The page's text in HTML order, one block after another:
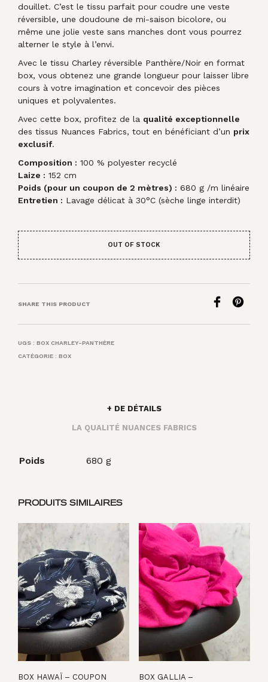
douillet. C’est le tissu parfait pour coudre une veste
réversible, une doudoune de mi-saison bicolore, ou
même une jolie veste sans manches dont vous pourrez
alterner le style à l’envi.
Avec le tissu Charley réversible Panthère/Noir en format
box, vous obtenez une grande longueur pour laisser libre
cours à votre imagination et concevoir des pièces
uniques et polyvalentes.
Avec cette box, profitez de la qualité exceptionnelle
des tissus Nuances Fabrics, tout en bénéficiant d’un prix
exclusif.
Composition : 100 % polyester recyclé
Laize : 152 cm
Poids (pour un coupon de 2 mètres) : 680 g /m linéaire
Entretien : Lavage délicat à 30°C (sèche linge interdit)
OUT OF STOCK
SHARE THIS PRODUCT
UGS : BOX CHARLEY-PANTHÈRE
CATÉGORIE : BOX
+ DE DÉTAILS
LA QUALITÉ NUANCES FABRICS
Poids 680 g
PRODUITS SIMILAIRES
BOX HAWAÏ – COUPON
BOX GALLIA –